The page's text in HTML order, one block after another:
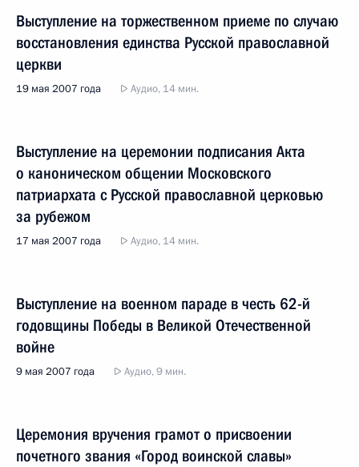
Выступление на торжественном приеме по случаю
восстановления единства Русской православной
церкви
19 мая 2007 года Аудио, 14 мин.
Выступление на церемонии подписания Акта
о каноническом общении Московского
патриархата с Русской православной церковью
за рубежом
17 мая 2007 года Аудио, 14 мин.
Выступление на военном параде в честь 62-й
годовщины Победы в Великой Отечественной
войне
9 мая 2007 года Аудио, 9 мин.
Церемония вручения грамот о присвоении
почетного звания «Город воинской славы»